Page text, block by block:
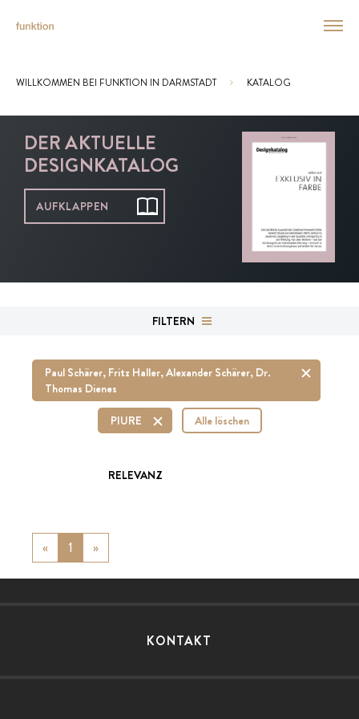
Sie sind hier:
WILLKOMMEN BEI FUNKTION IN DARMSTADT KATALOG
DER AKTUELLE
DESIGNKATALOG
AUFKLAPPEN
FILTERN
Paul Schärer, Fritz Haller, Alexander Schärer, Dr.
Thomas Dienes
PIURE
Alle löschen
RELEVANZ
« Previous
1 »
KONTAKT